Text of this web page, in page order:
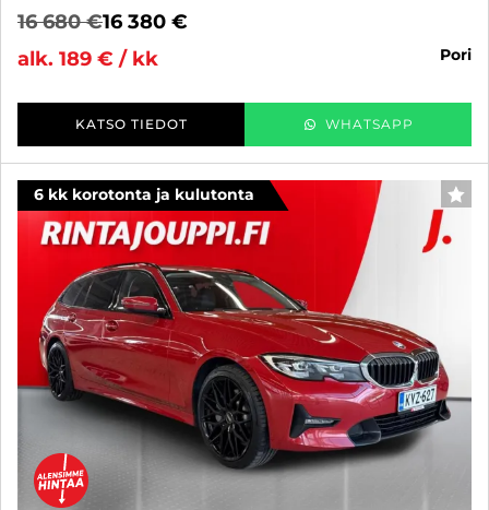
16 680 €16 380 €
alk. 189 € / kk
pori
KATSO TIEDOT WHATSAPP
6 kk korotonta ja kulutonta